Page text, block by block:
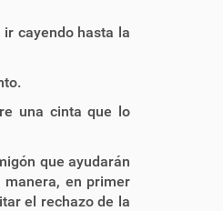
cayendo hasta la
una cinta que lo
que ayudarán
manera, en primer
el rechazo de la